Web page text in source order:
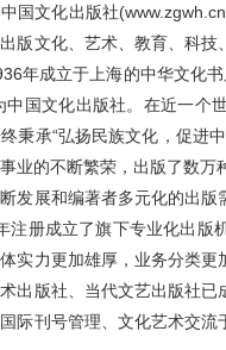
中国文化出版社
版文化、艺术、教育、科
年成立于上海的中华文化
中国文化出版社。在近一个
秉承“弘扬民族文化，促进
业的不断繁荣，出版了数
发展和编著者多元化的出
注册成立了旗下专业化出
实力更加雄厚，业务分类
出版社、当代文艺出版社
际刊号管理、文化艺术交